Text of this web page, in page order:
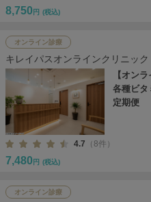
8,750 円 (税込)
オンライン診療
キレイパスオンラインクリニック
【オン
各種ビタ
定期便
4.7 （8件）
7,480 円 (税込)
オンライン診療